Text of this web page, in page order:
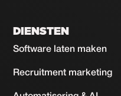
DIENSTEN
Software laten maken
Recruitment marketing